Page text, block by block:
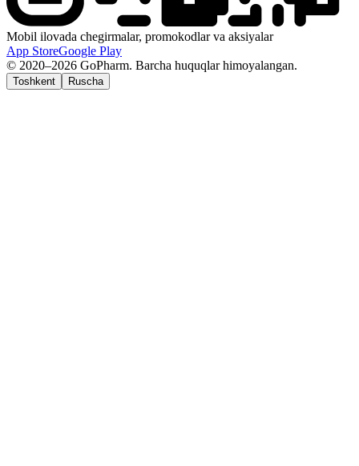
Mobil ilovada chegirmalar, promokodlar va aksiyalar
App StoreGoogle Play
© 2020–2026 GoPharm. Barcha huquqlar himoyalangan.
Toshkent Ruscha